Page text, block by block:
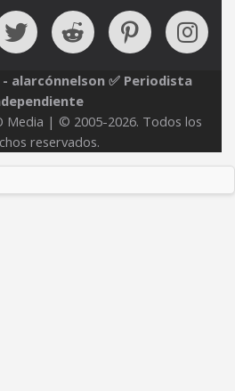
- alarcónnelson ✅ Periodista
Media | © 2005-2026. Todos los
reservados.